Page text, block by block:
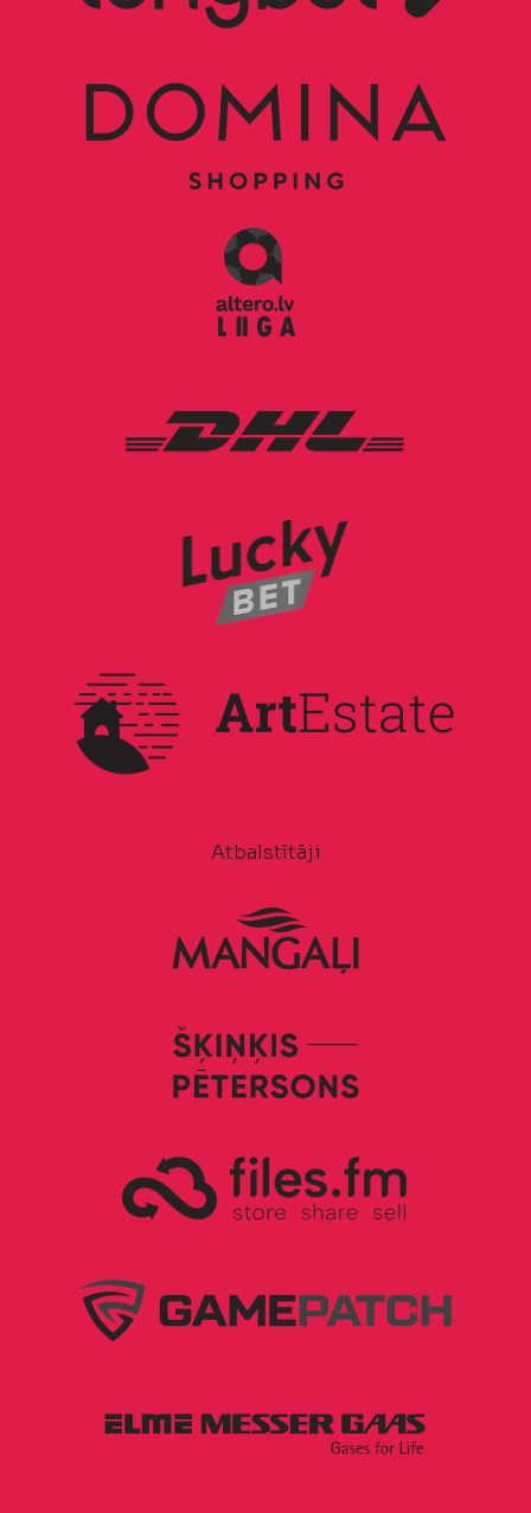
Atbalstītāji